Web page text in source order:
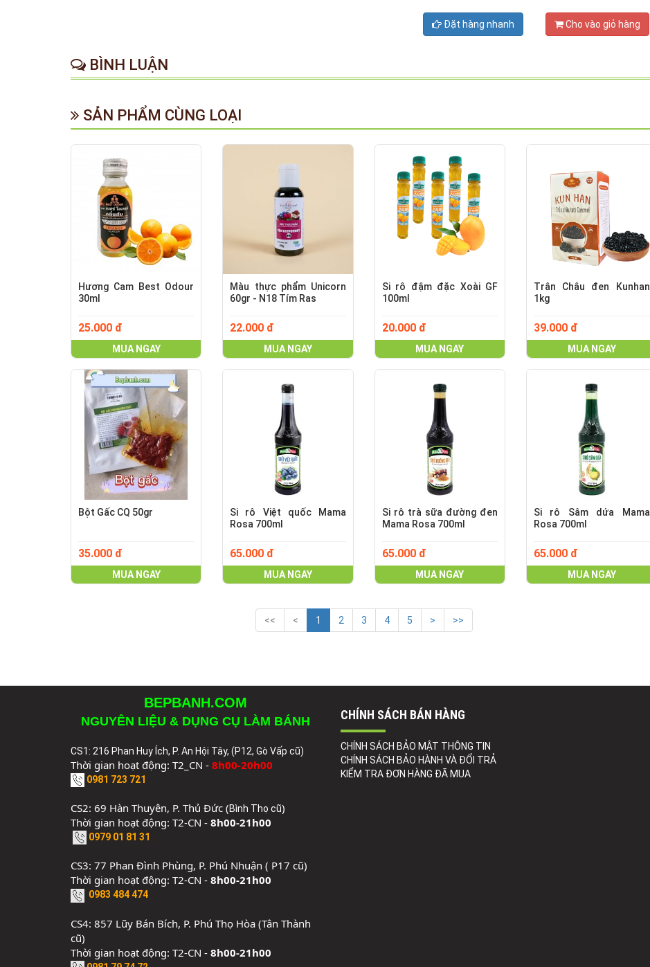
Đặt hàng nhanh Cho vào giỏ hàng
BÌNH LUẬN
SẢN PHẨM CÙNG LOẠI
Hương Cam Best Odour
30ml
25.000 đ
MUA NGAY
Màu thực phẩm Unicorn
60gr - N18 Tím Ras
22.000 đ
MUA NGAY
Si rô đậm đặc Xoài GF
100ml
20.000 đ
MUA NGAY
Trân Châu đen Kunhan
1kg
39.000 đ
MUA NGAY
Bột Gấc CQ 50gr
35.000 đ
MUA NGAY
Si rô Việt quốc Mama
Rosa 700ml
65.000 đ
MUA NGAY
Si rô trà sữa đường đen
Mama Rosa 700ml
65.000 đ
MUA NGAY
Si rô Sâm dứa Mama
Rosa 700ml
65.000 đ
MUA NGAY
<< < 1 2 3 4 5 > >>
BEPBANH.COM
NGUYÊN LIỆU & DỤNG CỤ LÀM BÁNH
CS1: 216 Phan Huy Ích, P. An Hội Tây, (P12, Gò Vấp cũ)
Thời gian hoạt động: T2_CN - 8h00-20h00
0981 723 721
CS2: 69 Hàn Thuyên, P. Thủ Đức (Bình Thọ cũ)
Thời gian hoạt động: T2-CN - 8h00-21h00
0979 01 81 31
CS3: 77 Phan Đình Phùng, P. Phú Nhuận ( P17 cũ)
Thời gian hoạt động: T2-CN - 8h00-21h00
0983 484 474
CS4: 857 Lũy Bán Bích, P. Phú Thọ Hòa (Tân Thành
cũ)
Thời gian hoạt động: T2-CN - 8h00-21h00
CHÍNH SÁCH BÁN HÀNG
CHÍNH SÁCH BẢO MẬT THÔNG TIN
CHÍNH SÁCH BẢO HÀNH VÀ ĐỔI TRẢ
KIỂM TRA ĐƠN HÀNG ĐÃ MUA